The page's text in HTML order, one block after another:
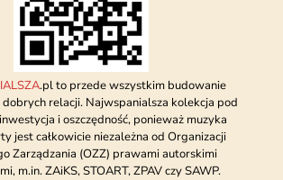
.pl to przede wszystkim budowanie
relacji. Najwspanialsza kolekcja pod
i oszczędność, ponieważ muzyka
jest całkowicie niezależna od Organizacji
Zarządzania (OZZ) prawami autorskimi
m.in. ZAiKS, STOART, ZPAV czy SAWP.